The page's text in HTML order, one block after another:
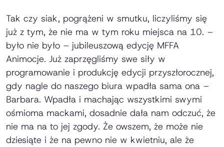
Tak czy siak, pogrążeni w smutku, liczyliśmy się
już z tym, że nie ma w tym roku miejsca na 10. –
było nie było – jubileuszową edycję MFFA
Animocje. Już zaprzęgliśmy swe siły w
programowanie i produkcję edycji przyszłorocznej,
gdy nagle do naszego biura wpadła sama ona –
Barbara. Wpadła i machając wszystkimi swymi
ośmioma mackami, dosadnie dała nam odczuć, że
nie ma na to jej zgody. Że owszem, że może nie
dziesiąte i że na pewno nie w kwietniu, ale że